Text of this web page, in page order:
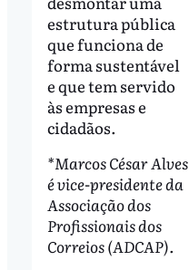
estrutura pública
que funciona de
forma sustentável
e que tem servido
às empresas e
cidadãos.
*Marcos César Alves
é vice-presidente da
Associação dos
Profissionais dos
Correios (ADCAP).